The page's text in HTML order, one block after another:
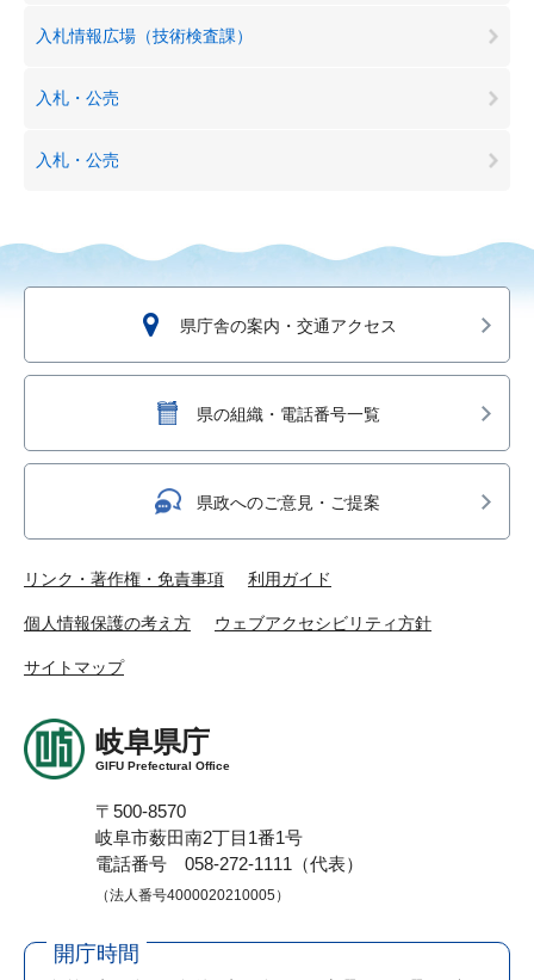
入札情報広場（技術検査課）
入札・公売
入札・公売
県庁舎の案内・交通アクセス
県の組織・電話番号一覧
県政へのご意見・ご提案
リンク・著作権・免責事項 利用ガイド
個人情報保護の考え方 ウェブアクセシビリティ方針
サイトマップ
岐阜県庁
GIFU Prefectural Office
〒500-8570
岐阜市薮田南2丁目1番1号
電話番号 058-272-1111（代表）
（法人番号4000020210005）
開庁時間